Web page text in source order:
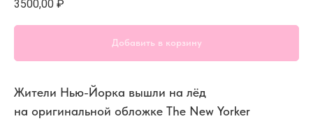
3500,00 ₽
Добавить в корзину
Жители Нью-Йорка вышли на лёд
на оригинальной обложке The New Yorker